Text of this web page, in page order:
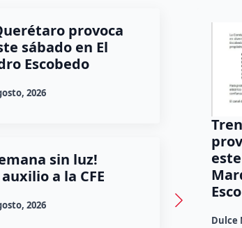
provoca
sábado en El
Escobedo
2026
sin luz!
a la CFE
2026
Dulce